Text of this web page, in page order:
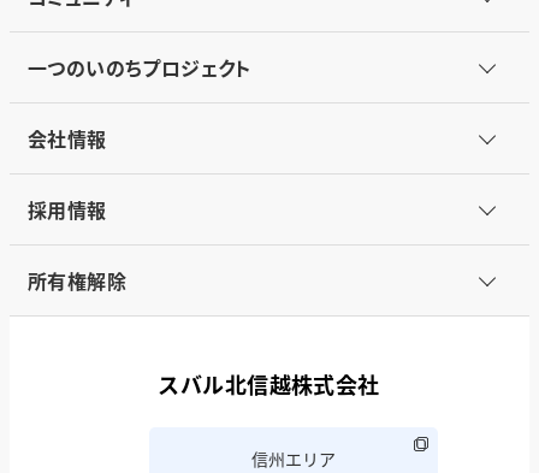
一つのいのちプロジェクト
会社情報
採用情報
所有権解除
スバル北信越株式会社
信州エリア